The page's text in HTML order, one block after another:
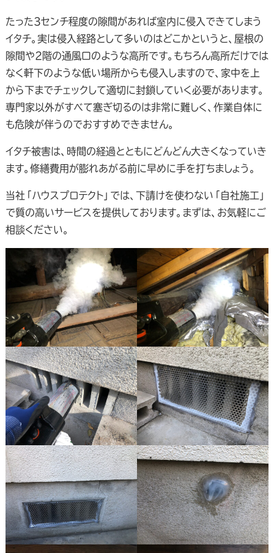
たった3センチ程度の隙間があれば室内に侵入できてしまう
イタチ。実は侵入経路として多いのはどこかというと、屋根の
隙間や2階の通風口のような高所です。もちろん高所だけでは
なく軒下のような低い場所からも侵入しますので、家中を上
から下までチェックして適切に封鎖していく必要があります。
専門家以外がすべて塞ぎ切るのは非常に難しく、作業自体に
も危険が伴うのでおすすめできません。
イタチ被害は、時間の経過とともにどんどん大きくなっていき
ます。修繕費用が膨れあがる前に早めに手を打ちましょう。
当社「ハウスプロテクト」では、下請けを使わない「自社施工」
で質の高いサービスを提供しております。まずは、お気軽にご
相談ください。